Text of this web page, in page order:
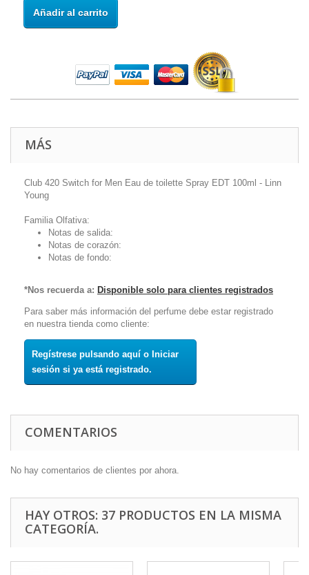
Añadir al carrito
MÁS
Club 420 Switch for Men Eau de toilette Spray EDT 100ml - Linn
Young
Familia Olfativa:
Notas de salida:
Notas de corazón:
Notas de fondo:
*Nos recuerda a: Disponible solo para clientes registrados
Para saber más información del perfume debe estar registrado
en nuestra tienda como cliente:
Regístrese pulsando aquí o Iniciar
sesión si ya está registrado.
COMENTARIOS
No hay comentarios de clientes por ahora.
HAY OTROS: 37 PRODUCTOS EN LA MISMA
CATEGORÍA.